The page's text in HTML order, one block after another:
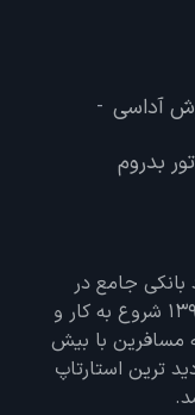
آداسی -
تور بدروم
جامع در
تمامی زمینه های گردشگری در سال 1391 شروع به کار و
به مسافرین با بیش
ترین استارتاپ